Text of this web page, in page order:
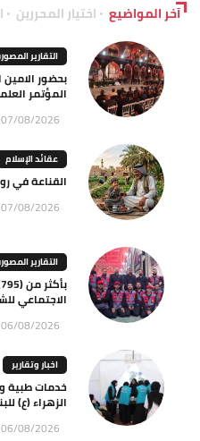
آخر المواضيع اختيار المحررين
التقارير
بحضور الامين
المؤتمر
07/08/2026
عقائد الإسلام
القناعة في
07/08/2026
التقارير
الاجتماعي
06/08/2026
اخبار وتقارير
خدمات طبية
الزهراء (ع)
06/08/2026